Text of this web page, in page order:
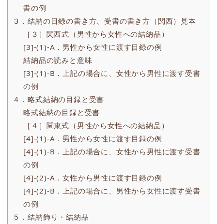
書の例
３．結納の目録の書き方、受書の書き方（関西）見本
［３］関西式（男性から女性への結納品）
[3]-(1)-A．男性から女性に渡す目録の例
結納品の読みと意味
[3]-(1)-B．上記の場合に、女性から男性に渡す受書
の例
４．略式結納の目録と受書
略式結納の目録と受書
［４］関東式（男性から女性への結納品）
[4]-(1)-A．男性から女性に渡す目録の例
[4]-(1)-B．上記の場合に、女性から男性に渡す受書
の例
[4]-(2)-A．女性から男性に渡す目録の例
[4]-(2)-B．上記の場合に、男性から女性に渡す受書
の例
５．結納飾り・結納品